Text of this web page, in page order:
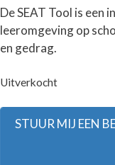
De SEAT Tool is een
leeromgeving op
en gedrag.
Uitverkocht
STUUR MIJ EEN